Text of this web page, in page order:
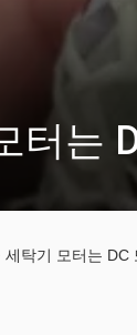
터는
세탁기 모터는 DC